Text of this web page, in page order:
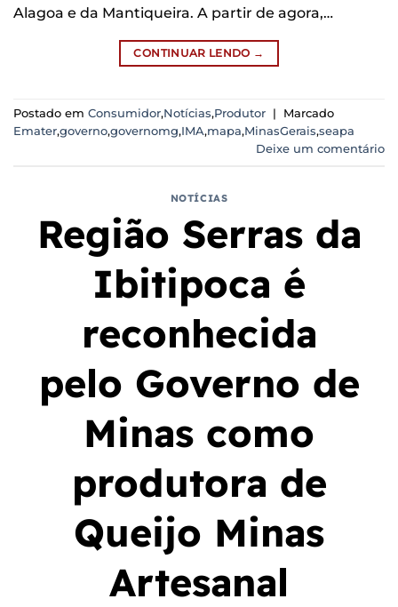
Alagoa e da Mantiqueira. A partir de agora,…
CONTINUAR LENDO →
Postado em Consumidor,Notícias,Produtor |
Marcado
Emater,governo,governomg,IMA,mapa,MinasGerais,seapa
Deixe um comentário
NOTÍCIAS
Região Serras da
Ibitipoca é
reconhecida
pelo Governo de
Minas como
produtora de
Queijo Minas
Artesanal